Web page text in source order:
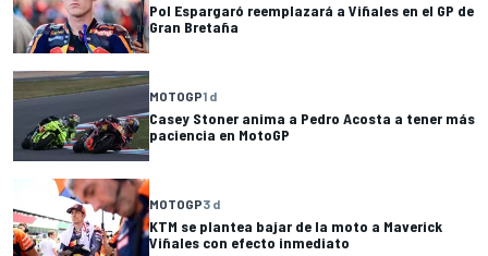
Pol Espargaró reemplazará a Viñales en el GP de
Gran Bretaña
MOTOGP1 d
Casey Stoner anima a Pedro Acosta a tener más
paciencia en MotoGP
MOTOGP3 d
KTM se plantea bajar de la moto a Maverick
Viñales con efecto inmediato